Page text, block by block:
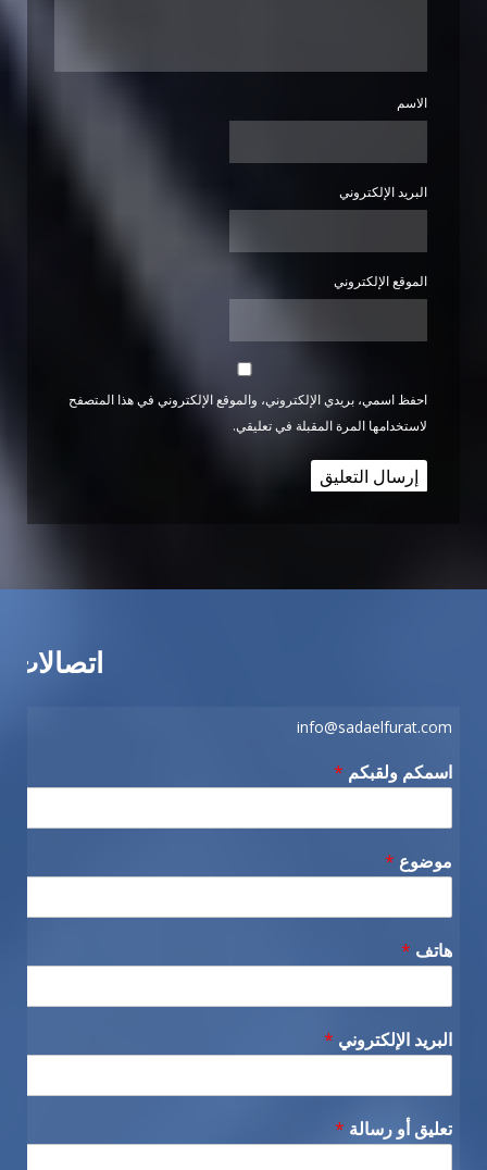
الاسم
البريد الإلكتروني
الموقع الإلكتروني
احفظ اسمي، بريدي الإلكتروني، والموقع الإلكتروني في هذا المتصفح
لاستخدامها المرة المقبلة في تعليقي.
اتصالات
info@sadaelfurat.com
اسمكم ولقبكم *
موضوع *
هاتف *
البريد الإلكتروني *
تعليق أو رسالة *